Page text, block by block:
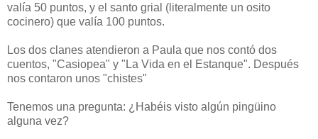
valía 50 puntos, y el santo grial (literalmente un osito
cocinero) que valía 100 puntos.
Los dos clanes atendieron a Paula que nos contó dos
cuentos, "Casiopea" y "La Vida en el Estanque". Después
nos contaron unos "chistes"
Tenemos una pregunta: ¿Habéis visto algún pingüino
alguna vez?